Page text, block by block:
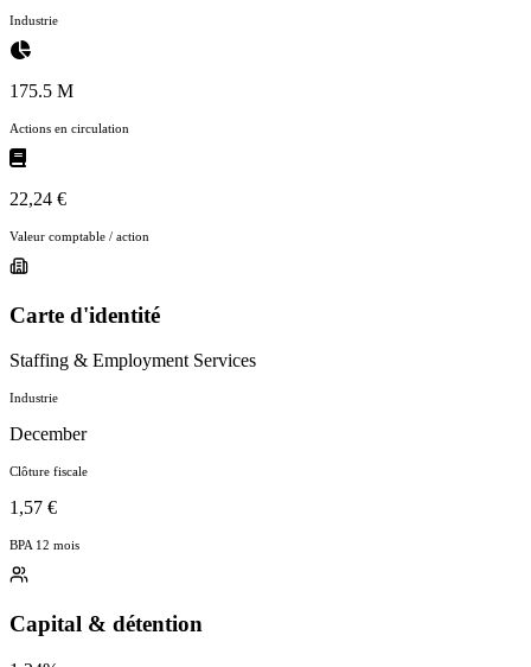
Industrie
175.5 M
Actions en circulation
22,24 €
Valeur comptable / action
Carte d'identité
Staffing & Employment Services
Industrie
December
Clôture fiscale
1,57 €
BPA 12 mois
Capital & détention